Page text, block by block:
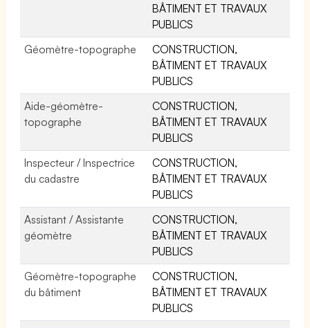
BÂTIMENT ET TRAVAUX
PUBLICS
Géomètre-topographe
CONSTRUCTION,
BÂTIMENT ET TRAVAUX
PUBLICS
Aide-géomètre-
topographe
CONSTRUCTION,
BÂTIMENT ET TRAVAUX
PUBLICS
Inspecteur / Inspectrice
du cadastre
CONSTRUCTION,
BÂTIMENT ET TRAVAUX
PUBLICS
Assistant / Assistante
géomètre
CONSTRUCTION,
BÂTIMENT ET TRAVAUX
PUBLICS
Géomètre-topographe
du bâtiment
CONSTRUCTION,
BÂTIMENT ET TRAVAUX
PUBLICS